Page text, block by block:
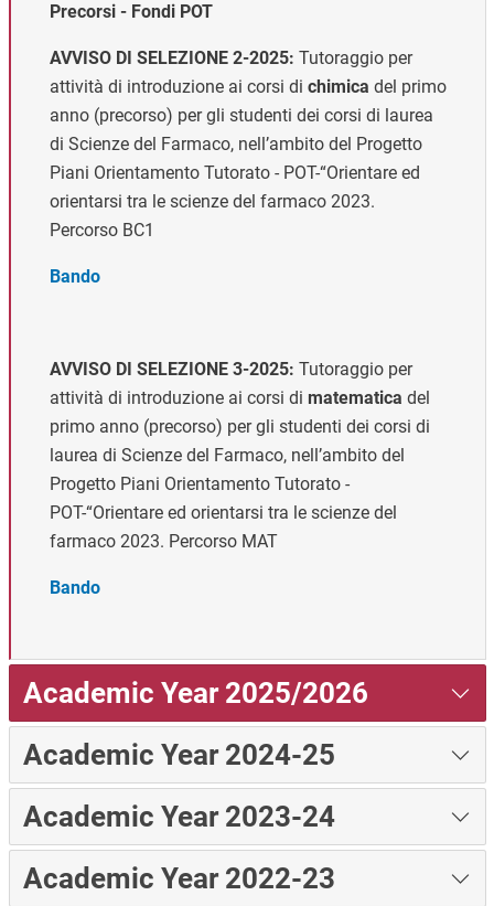
Precorsi - Fondi POT
AVVISO DI SELEZIONE 2-2025: Tutoraggio per
attività di introduzione ai corsi di chimica del primo
anno (precorso) per gli studenti dei corsi di laurea
di Scienze del Farmaco, nell’ambito del Progetto
Piani Orientamento Tutorato - POT-“Orientare ed
orientarsi tra le scienze del farmaco 2023.
Percorso BC1
Bando
AVVISO DI SELEZIONE 3-2025: Tutoraggio per
attività di introduzione ai corsi di matematica del
primo anno (precorso) per gli studenti dei corsi di
laurea di Scienze del Farmaco, nell’ambito del
Progetto Piani Orientamento Tutorato -
POT-“Orientare ed orientarsi tra le scienze del
farmaco 2023. Percorso MAT
Bando
Academic Year 2025/2026
Academic Year 2024-25
Academic Year 2023-24
Academic Year 2022-23